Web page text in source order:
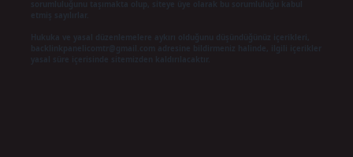
Hukuka ve yasal düzenlemelere aykırı olduğunu düşündüğünüz içerikleri,